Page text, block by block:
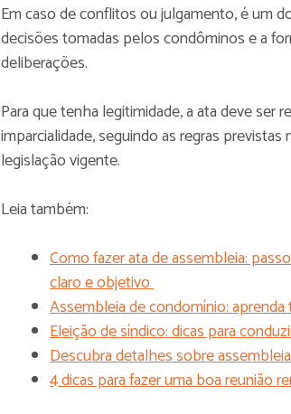
Em caso de conflitos ou julgamento, é um
decisões tomadas pelos condôminos e a
deliberações.
Para que tenha legitimidade, a ata deve ser
imparcialidade, seguindo as regras previstas
legislação vigente.
Leia também:
Como fazer ata de assembleia:
claro e objetivo
Assembleia de condomínio:
Eleição de síndico: dicas para
Descubra detalhes sobre
4 dicas para fazer uma boa reunião